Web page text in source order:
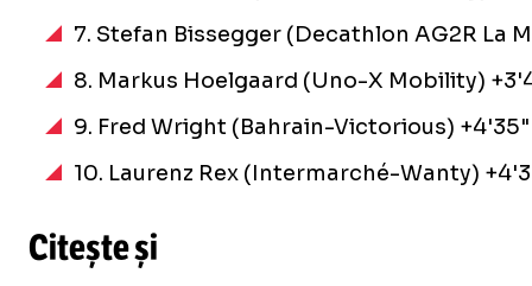
7. Stefan Bissegger (Decathlon AG2R La
8. Markus Hoelgaard (Uno-X Mobility)
9. Fred Wright (Bahrain-Victorious) +4'35"
10. Laurenz Rex (Intermarché-Wanty)
Citește și